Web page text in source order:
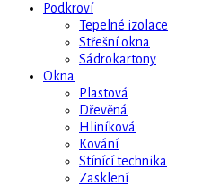
Podkroví
Tepelné izolace
Střešní okna
Sádrokartony
Okna
Plastová
Dřevěná
Hliníková
Kování
Stínící technika
Zasklení